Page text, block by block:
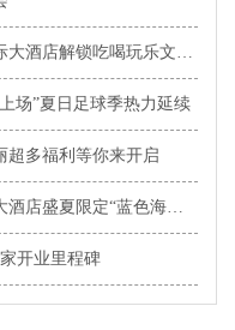
场”夏日足球季热力延续
超多福利等你来开启
开业里程碑